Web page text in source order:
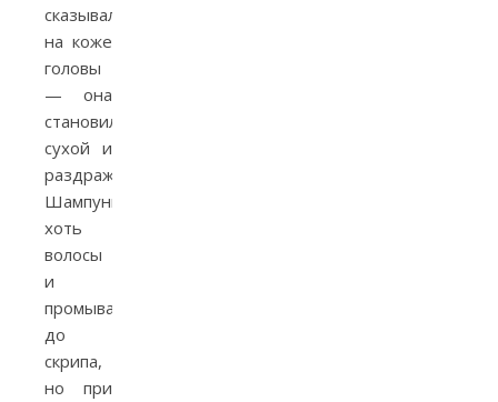
сказывался
на коже
головы
— она
становилась
сухой и
раздраженной.
Шампуни
хоть
волосы
и
промывали
до
скрипа,
но при